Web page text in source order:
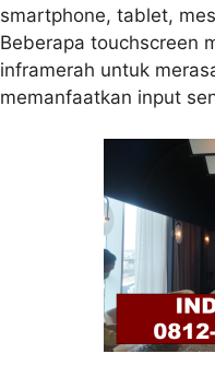
smartphone, tablet,
Beberapa touchscreen
inframerah untuk
memanfaatkan input